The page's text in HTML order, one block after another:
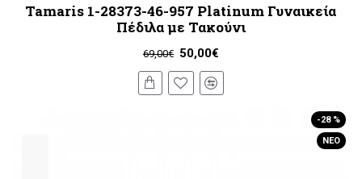
Tamaris 1-28373-46-957 Platinum Γυναικεία
Πέδιλα με Τακούνι
50,00€
69,00€
ΝΈΟ
-28 %